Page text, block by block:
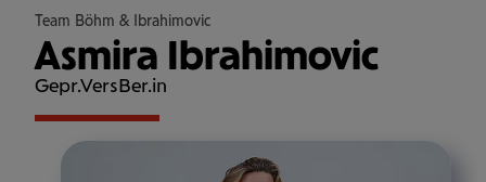
Team Böhm & Ibrahimovic
Asmira Ibrahimovic
Gepr.VersBer.in